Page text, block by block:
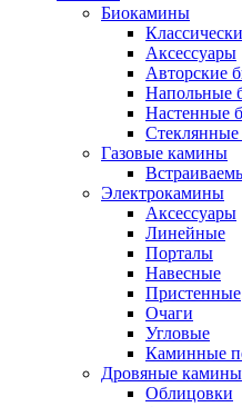
Биокамины
Аксессуары
Авторские
Напольные
Настенные
Газовые камины
Электрокамины
Аксессуары
Линейные
Порталы
Навесные
Пристенные
Очаги
Угловые
Каминные
Дровяные камины
Облицовки